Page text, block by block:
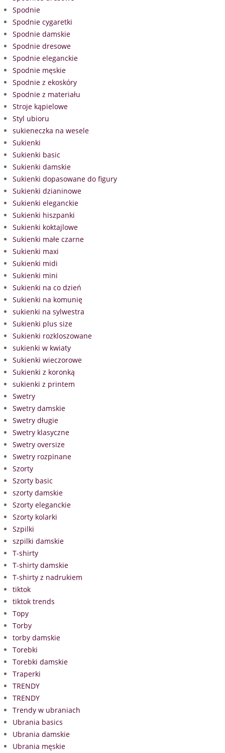
Spodnie
Spodnie cygaretki
Spodnie damskie
Spodnie dresowe
Spodnie eleganckie
Spodnie męskie
Spodnie z ekoskóry
Spodnie z materiału
Stroje kąpielowe
Styl ubioru
sukieneczka na wesele
Sukienki
Sukienki basic
Sukienki damskie
Sukienki dopasowane do figury
Sukienki dzianinowe
Sukienki eleganckie
Sukienki hiszpanki
Sukienki koktajlowe
Sukienki małe czarne
Sukienki maxi
Sukienki midi
Sukienki mini
Sukienki na co dzień
Sukienki na komunię
sukienki na sylwestra
Sukienki plus size
Sukienki rozkloszowane
sukienki w kwiaty
Sukienki wieczorowe
Sukienki z koronką
sukienki z printem
Swetry
Swetry damskie
Swetry długie
Swetry klasyczne
Swetry oversize
Swetry rozpinane
Szorty
Szorty basic
szorty damskie
Szorty eleganckie
Szorty kolarki
Szpilki
szpilki damskie
T-shirty
T-shirty damskie
T-shirty z nadrukiem
tiktok
tiktok trends
Topy
Torby
torby damskie
Torebki
Torebki damskie
Traperki
TRENDY
TRENDY
Trendy w ubraniach
Ubrania basics
Ubrania damskie
Ubrania męskie